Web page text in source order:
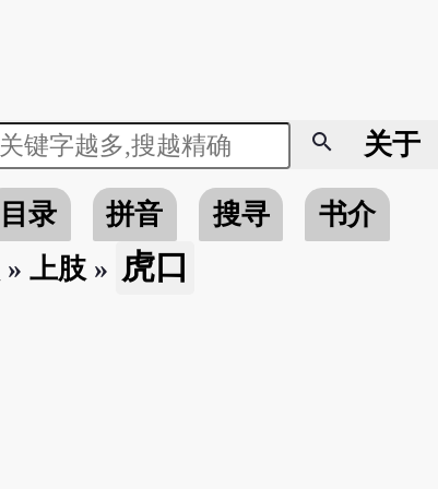
search 关于
目录 拼音 搜寻
书介
» 上肢» 虎口